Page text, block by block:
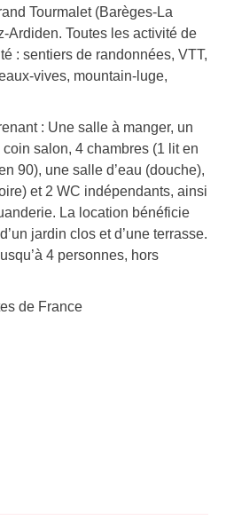
Tourmalet (Barèges-La
Ardiden. Toutes les activité de
: sentiers de randonnées, VTT,
vives, mountain-luge,
: Une salle à manger, un
salon, 4 chambres (1 lit en
90), une salle d’eau (douche),
et 2 WC indépendants, ainsi
La location bénéficie
jardin clos et d’une terrasse.
4 personnes, hors
de France